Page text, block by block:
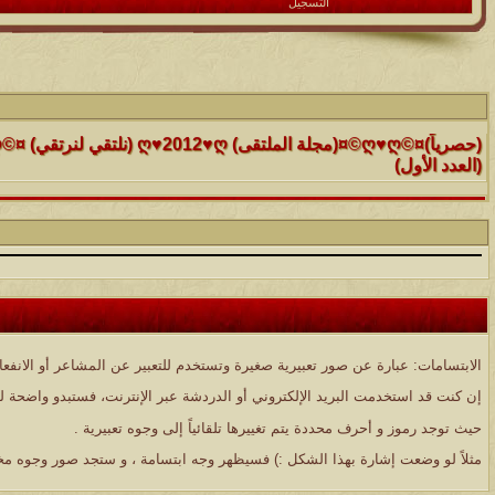
الموضوع
(العدد الأول)
الموضوع
موقع رائع جداً للقران الكريم مع تفسيره فقط بمجرد ماتضع
التفسير
الموضوع
حافز يستثني وساهريعم ويشمل؟
الموضوع
إثـبت وجـودك , لآتقرأ وترحل ,شآرك بـ رد أو موضوع !!
الموضوع
موقع يعلمك التجويد خطوة بخطوة بالصوت والصوره...
الابتسامات: عبارة عن صور تعبيرية صغيرة وتستخدم للتعبير عن المشاعر أو
إن كنت قد استخدمت البريد الإلكتروني أو الدردشة عبر الإنترنت، فستبدو واضحة
حيث توجد رموز و أحرف محددة يتم تغييرها تلقائياً إلى وجوه تعبيرية .
مثلاً لو وضعت إشارة بهذا الشكل :) فسيظهر وجه ابتسامة ، و ستجد صور وجوه